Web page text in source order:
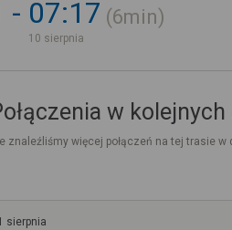
07:17
10 sierpnia
6min
w
znaleźliśmy więcej połączeń na tej trasie
sierpnia